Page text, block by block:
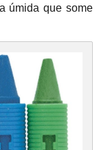
úmida que some